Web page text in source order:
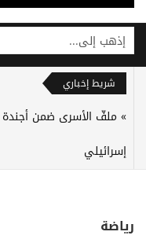
إذهب إلى...
شريط إخباري
ملفّ الأسرى ضمن أجندة
إسرائيلي
رياضة